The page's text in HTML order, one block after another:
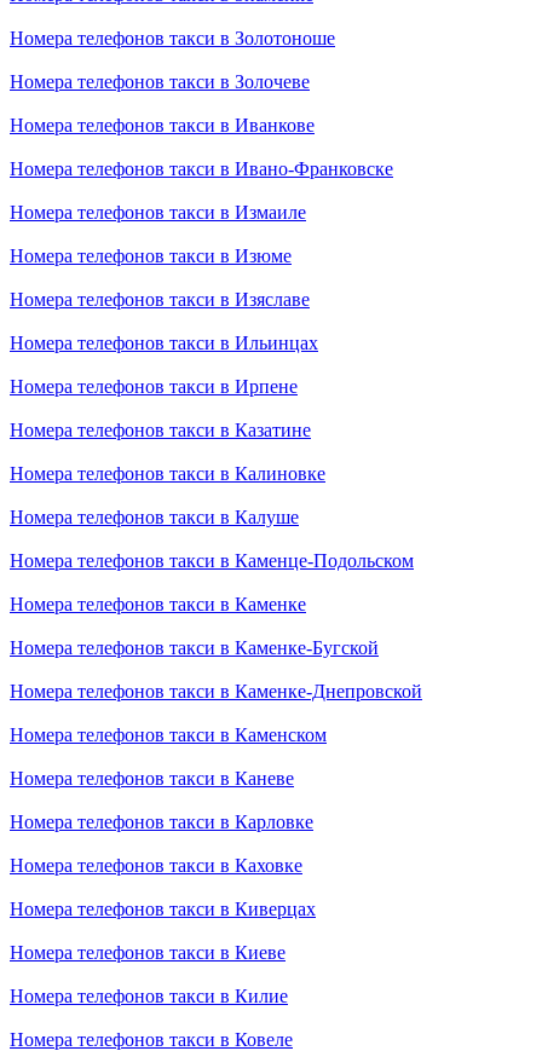
Номера телефонов такси в Золотоноше
Номера телефонов такси в Золочеве
Номера телефонов такси в Иванкове
Номера телефонов такси в Ивано-Франковске
Номера телефонов такси в Измаиле
Номера телефонов такси в Изюме
Номера телефонов такси в Изяславе
Номера телефонов такси в Ильинцах
Номера телефонов такси в Ирпене
Номера телефонов такси в Казатине
Номера телефонов такси в Калиновке
Номера телефонов такси в Калуше
Номера телефонов такси в Каменце-Подольском
Номера телефонов такси в Каменке
Номера телефонов такси в Каменке-Бугской
Номера телефонов такси в Каменке-Днепровской
Номера телефонов такси в Каменском
Номера телефонов такси в Каневе
Номера телефонов такси в Карловке
Номера телефонов такси в Каховке
Номера телефонов такси в Киверцах
Номера телефонов такси в Киеве
Номера телефонов такси в Килие
Номера телефонов такси в Ковеле